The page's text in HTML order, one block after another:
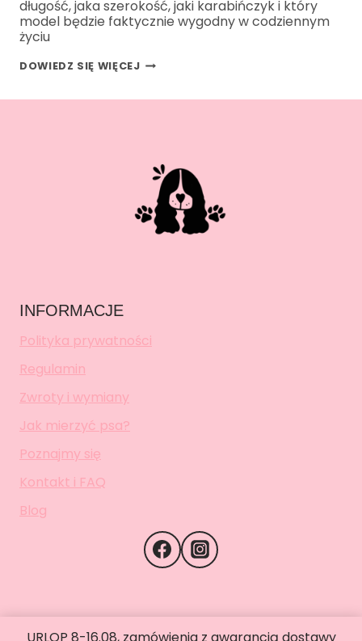
długość, jaka szerokość, jaki karabińczyk i który
model będzie faktycznie wygodny w codziennym
życiu
DOWIEDZ SIĘ WIĘCEJ
INFORMACJE
Polityka prywatności
Regulamin
Zwroty i wymiany
Jak mierzyć psa?
Poznajmy się
Kontakt i FAQ
Blog